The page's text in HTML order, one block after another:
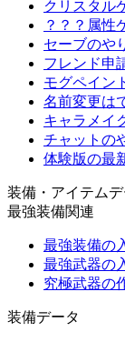
クリスタル
？？？属性
セーブのや
フレンド申
モグペイン
名前変更は
キャラメイ
チャットの
体験版の最
装備・アイテムデ
最強装備関連
最強装備の
最強武器の
究極武器の
装備データ